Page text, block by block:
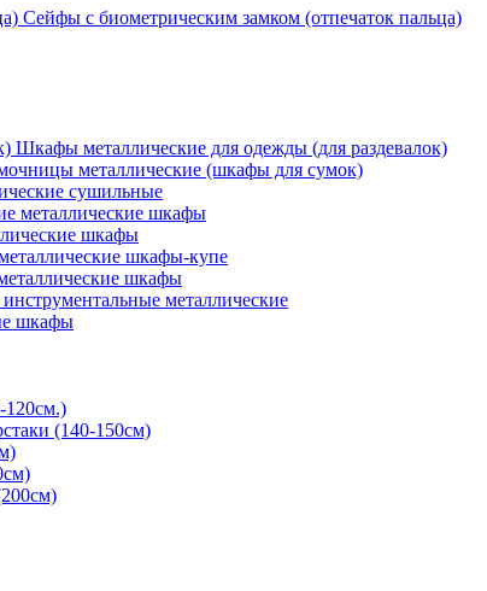
Сейфы с биометрическим замком (отпечаток пальца)
Шкафы металлические для одежды (для раздевалок)
металлические (шкафы для сумок)
сушильные
металлические шкафы
шкафы
шкафы-купе
шкафы
металлические
шкафы
120см.)
(140-150см)